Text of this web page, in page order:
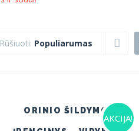
Rūšiuoti: Populiarumas
AKCIJA!
ORINIO ŠILDYMO